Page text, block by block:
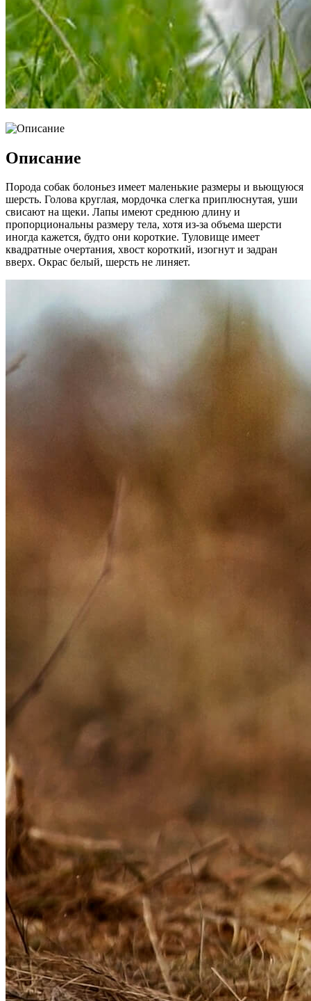
Описание
Порода собак болоньез имеет маленькие размеры и вьющуюся
шерсть. Голова круглая, мордочка слегка приплюснутая, уши
свисают на щеки. Лапы имеют среднюю длину и
пропорциональны размеру тела, хотя из-за объема шерсти
иногда кажется, будто они короткие. Туловище имеет
квадратные очертания, хвост короткий, изогнут и задран
вверх. Окрас белый, шерсть не линяет.